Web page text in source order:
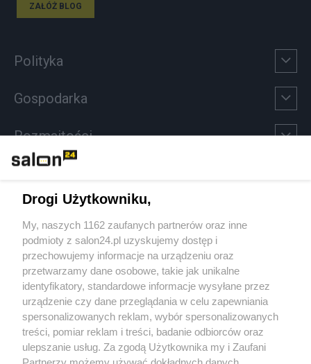
ZAŁÓŻ BLOG
Polityka
Gospodarka
Rozmaitości
Sport
Społeczeństwo
Kultura
X Facebook Instagram Youtube
Drogi Użytkowniku,
My, naszych 1162 zaufanych partnerów oraz inne
podmioty z salon24.pl uzyskujemy dostęp i
przechowujemy informacje na urządzeniu oraz
przetwarzamy dane osobowe, takie jak unikalne
identyfikatory, standardowe informacje wysyłane przez
urządzenie czy dane przeglądania w celu zapewniania
spersonalizowanych reklam, wybór spersonalizowanych
treści, pomiar reklam i treści, badanie odbiorców oraz
ulepszanie usług. Za zgodą Użytkownika my i Zaufani
Partnerzy możemy używać dokładnych danych